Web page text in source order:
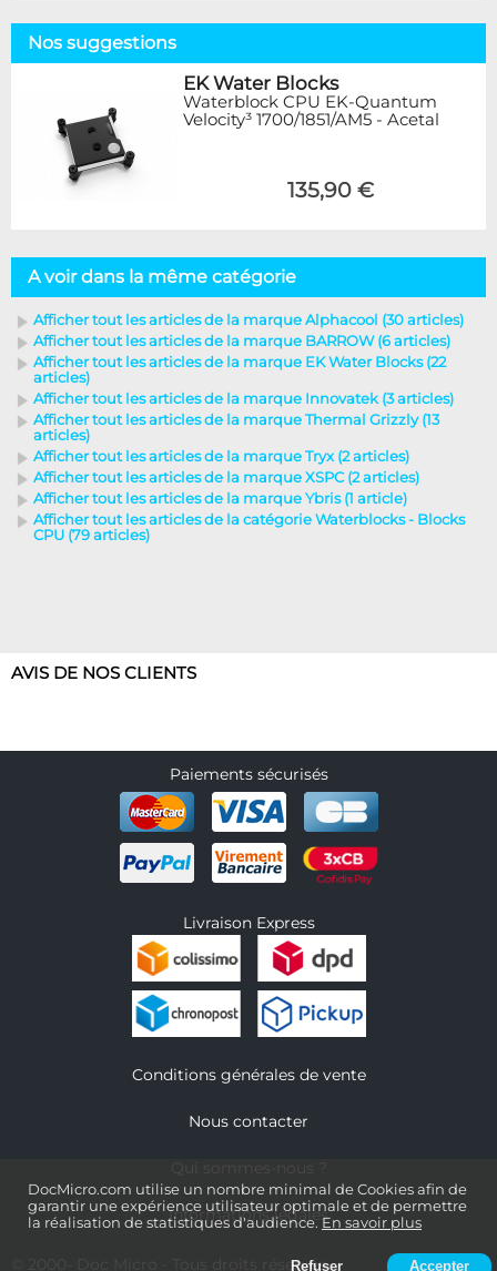
DocMicro.com utilise un nombre minimal de Cookies afin de
garantir une expérience utilisateur optimale et de permettre
la réalisation de statistiques d'audience. En savoir plus
Refuser Accepter
Nos suggestions
EK Water Blocks
Waterblock CPU EK-Quantum
Velocity³ 1700/1851/AM5 - Acetal
135,90 €
A voir dans la même catégorie
Afficher tout les articles de la marque Alphacool (30 articles)
Afficher tout les articles de la marque BARROW (6 articles)
Afficher tout les articles de la marque EK Water Blocks (22
articles)
Afficher tout les articles de la marque Innovatek (3 articles)
Afficher tout les articles de la marque Thermal Grizzly (13
articles)
Afficher tout les articles de la marque Tryx (2 articles)
Afficher tout les articles de la marque XSPC (2 articles)
Afficher tout les articles de la marque Ybris (1 article)
Afficher tout les articles de la catégorie Waterblocks - Blocks
CPU (79 articles)
AVIS DE NOS CLIENTS
Paiements sécurisés
Livraison Express
Conditions générales de vente
Nous contacter
Informations légales
- Tous droits réservés